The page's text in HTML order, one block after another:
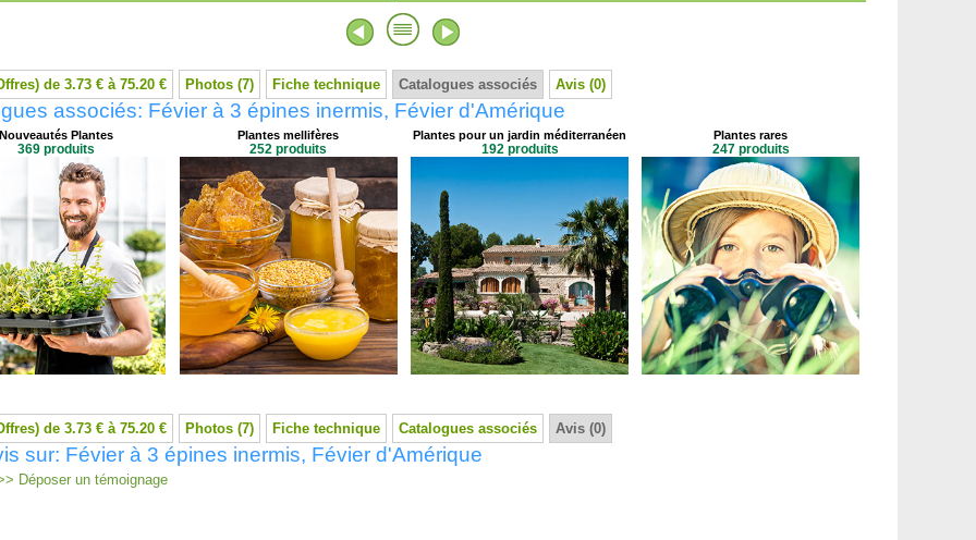
de 3.73 € à 75.20 € Photos (7) Fiche technique Catalogues associés Avis (0)
associés: Févier à 3 épines inermis, Févier d'Amérique
Nouveautés Plantes
369 produits
Plantes mellifères
252 produits
Plantes pour un jardin méditerranéen
192 produits
Plantes rares
247 produits
de 3.73 € à 75.20 € Photos (7) Fiche technique Catalogues associés Avis (0)
sur: Févier à 3 épines inermis, Févier d'Amérique
Déposer un témoignage